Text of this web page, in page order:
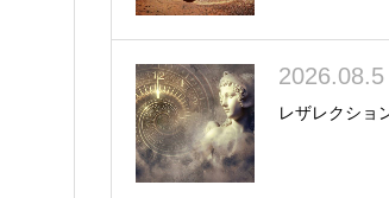
2026.08.5
レザレクショ